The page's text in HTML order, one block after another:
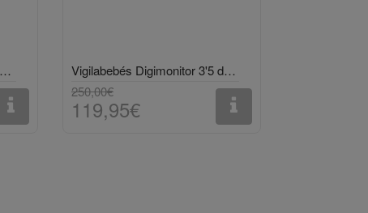
Calienta biberies Chicco casa + auto
Vigilabebés Digimonitor 3'5 de Miniland
250,00€
119,95€